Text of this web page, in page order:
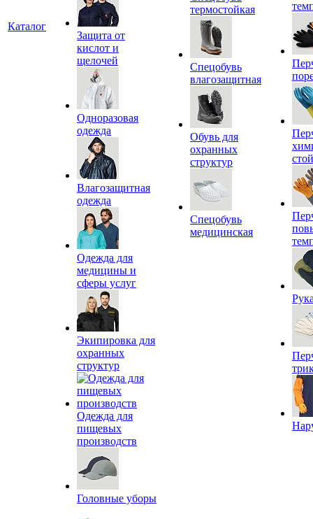
Каталог
Защита от
кислот и
щелочей
Одноразовая
одежда
Влагозащитная
одежда
Одежда для
медицины и
сферы услуг
Экипировка для
охранных
структур
Одежда для
пищевых
производств
Головные уборы
термостойкая
Спецобувь
влагозащитная
Обувь для
охранных
структур
Спецобувь
медицинская